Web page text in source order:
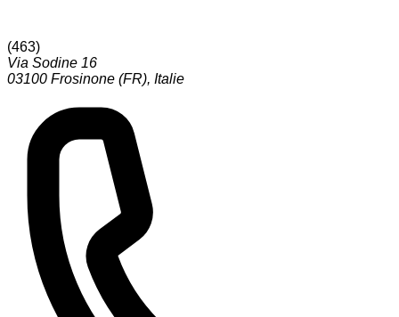
(463)
Via Sodine 16
03100 Frosinone (FR), Italie